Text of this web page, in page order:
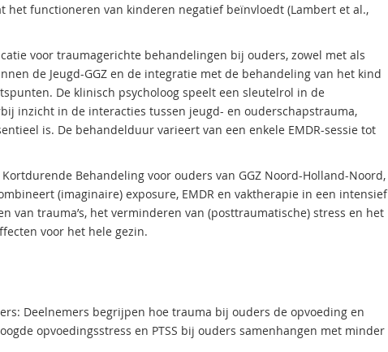
het functioneren van kinderen negatief beïnvloedt (Lambert et al.,
voor traumagerichte behandelingen bij ouders, zowel met als
de Jeugd-GGZ en de integratie met de behandeling van het kind
De klinisch psycholoog speelt een sleutelrol in de
inzicht in de interacties tussen jeugd- en ouderschapstrauma,
is. De behandelduur varieert van een enkele EMDR-sessie tot
Behandeling voor ouders van GGZ Noord-Holland-Noord,
(imaginaire) exposure, EMDR en vaktherapie in een intensief
van trauma’s, het verminderen van (posttraumatische) stress en het
voor het hele gezin.
Deelnemers begrijpen hoe trauma bij ouders de opvoeding en
opvoedingsstress en PTSS bij ouders samenhangen met minder